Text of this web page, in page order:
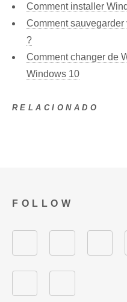
Comment installer
Comment
?
Comment changer de
Windows 10
RELACIONADO
FOLLOW